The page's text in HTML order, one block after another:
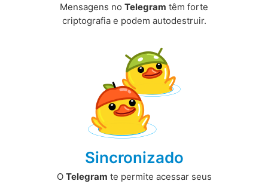
Mensagens no Telegram têm forte
criptografia e podem autodestruir.
Sincronizado
O Telegram te permite acessar seus